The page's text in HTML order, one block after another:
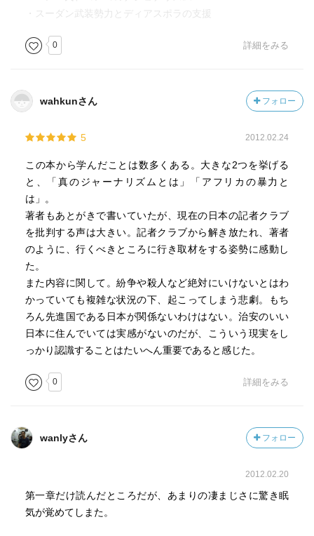
・スーダン武装勢力とディアスポラの支援
0 詳細をみる
wahkunさん フォロー
5 2012.02.24
この本から学んだことは数多くある。大きな2つを挙げる
と、「真のジャーナリズムとは」「アフリカの暴力と
は」。
著者もあとがきで書いていたが、現在の日本の記者クラブ
を批判する声は大きい。記者クラブから解き放たれ、著者
のように、行くべきところに行き取材をする姿勢に感動し
た。
また内容に関して。紛争や殺人など絶対にいけないとはわ
かっていても複雑な状況の下、起こってしまう悲劇。もち
ろん先進国である日本が関係ないわけはない。治安のいい
日本に住んでいては実感がないのだが、こういう現実をし
っかり認識することはたいへん重要であると感じた。
0 詳細をみる
wanlyさん フォロー
2012.02.20
第一章だけ読んだところだが、あまりの凄まじさに驚き眠
気が覚めてしまた。